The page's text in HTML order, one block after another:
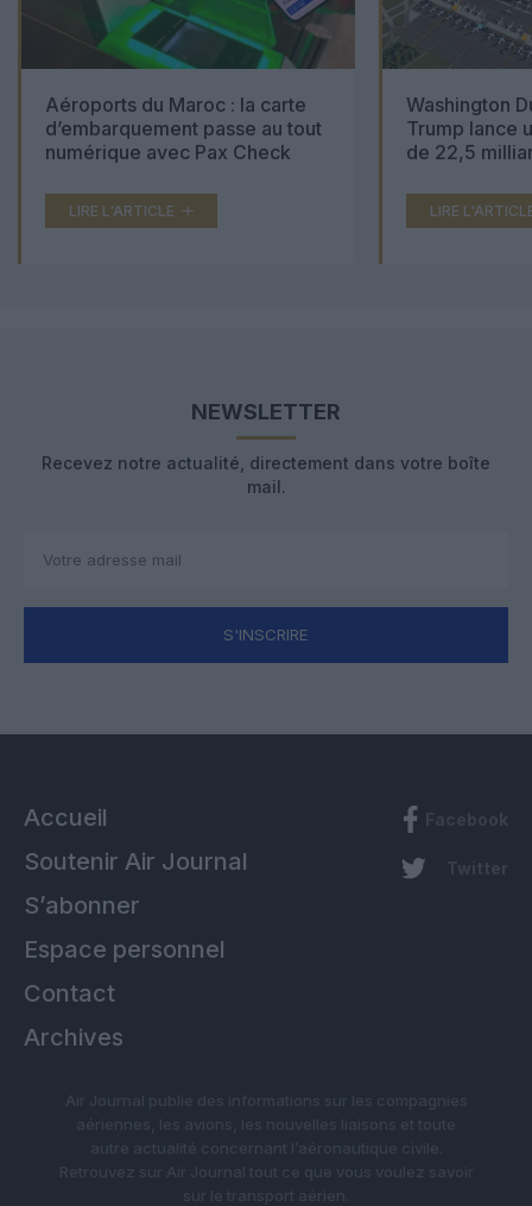
Aéroports du Maroc : la carte
d’embarquement passe au tout
numérique avec Pax Check
LIRE L'ARTICLE
Washington
Trump lance
de 22,5
LIRE
NEWSLETTER
Recevez notre actualité, directement dans votre boîte
mail.
S'INSCRIRE
Accueil
Soutenir Air Journal
S’abonner
Espace personnel
Contact
Archives